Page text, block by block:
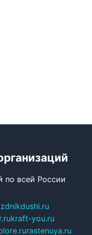
по всей России
kraft-you.ru
rastenuya.ru